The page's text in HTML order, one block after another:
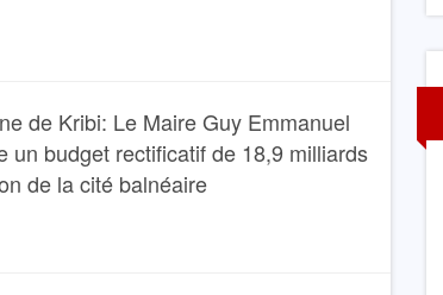
de Kribi: Le Maire Guy Emmanuel
un budget rectificatif de 18,9 milliards
de la cité balnéaire